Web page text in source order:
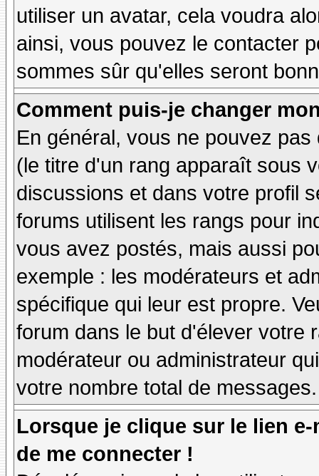
utiliser un avatar, cela voudra
ainsi, vous pouvez le contacter
sommes sûr qu'elles seront
Comment puis-je changer
En général, vous ne pouvez
(le titre d'un rang apparaît sous
discussions et dans votre profil
forums utilisent les rangs pour
vous avez postés, mais aussi
exemple : les modérateurs et
spécifique qui leur est propre.
forum dans le but d'élever votre
modérateur ou administrateur
votre nombre total de messages.
Lorsque je clique sur le lien
de me connecter !